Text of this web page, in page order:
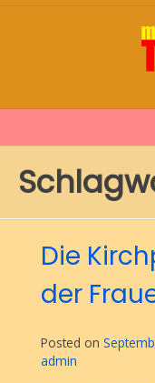
Die
der
Posted on
admin